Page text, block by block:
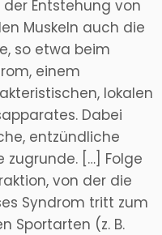
Entstehung von
Muskeln auch die
so etwa beim
einem
lokalen
Dabei
entzündliche
zugrunde. […] Folge
von der die
Syndrom tritt zum
Sportarten (z. B.